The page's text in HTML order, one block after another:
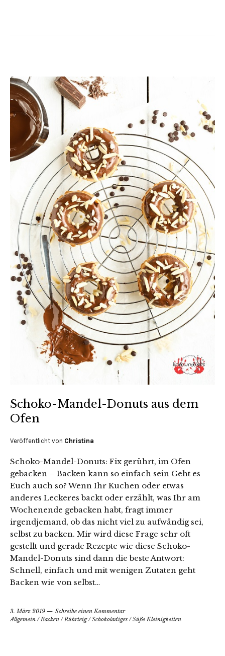
Schoko-Mandel-Donuts aus dem
Ofen
Veröffentlicht von Christina
Schoko-Mandel-Donuts: Fix gerührt, im Ofen
gebacken – Backen kann so einfach sein Geht es
Euch auch so? Wenn Ihr Kuchen oder etwas
anderes Leckeres backt oder erzählt, was Ihr am
Wochenende gebacken habt, fragt immer
irgendjemand, ob das nicht viel zu aufwändig sei,
selbst zu backen. Mir wird diese Frage sehr oft
gestellt und gerade Rezepte wie diese Schoko-
Mandel-Donuts sind dann die beste Antwort:
Schnell, einfach und mit wenigen Zutaten geht
Backen wie von selbst…
3. März 2019
Schreibe einen Kommentar
Allgemein / Backen / Rührteig/Schokoladiges /Süße Kleinigkeiten